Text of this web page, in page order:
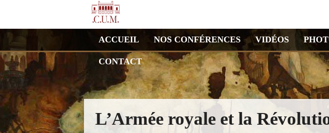
ACCUEIL NOS CONFÉRENCES VIDÉOS
CONTACT
L’Armée royale et la